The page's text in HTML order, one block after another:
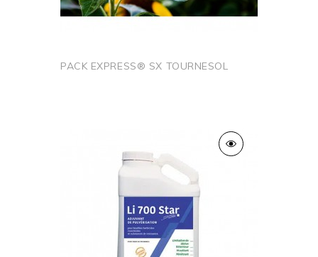
PACK EXPRESS® SX TOURNESOL